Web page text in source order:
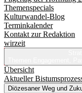
Themenspecials
Kulturwandel-Blog
Terminkalender
Kontakt zur Redaktion
wirzeit
Übersicht
Aktueller
Diözesaner Weg und